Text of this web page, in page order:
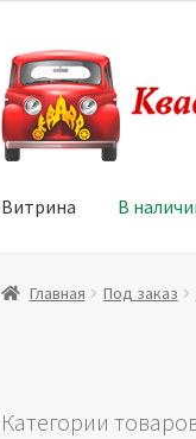
Перейти
к
навигации
Перейти
к
содержимому
Витрина В
Главная Витрина Мой
Главная Под заказ
Категории